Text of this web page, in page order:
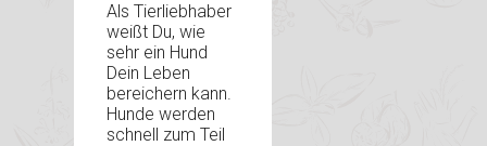
Als Tierliebhaber
weißt Du, wie
sehr ein Hund
Dein Leben
bereichern kann.
Hunde werden
schnell zum Teil